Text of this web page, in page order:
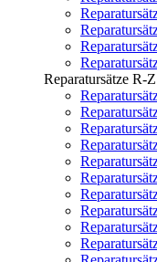
Reparatursätze R-Z